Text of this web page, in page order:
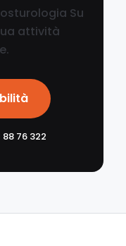
Su
attività
76 322